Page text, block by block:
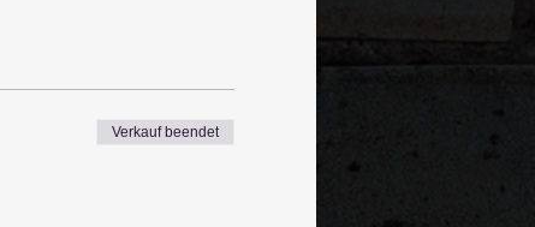
Verkauf beendet